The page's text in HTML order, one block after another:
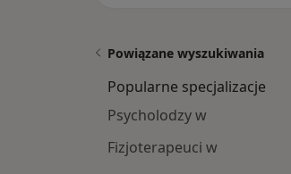
Powiązane wyszukiwania
Popularne specjalizacje
Psycholodzy w
Fizjoterapeuci w